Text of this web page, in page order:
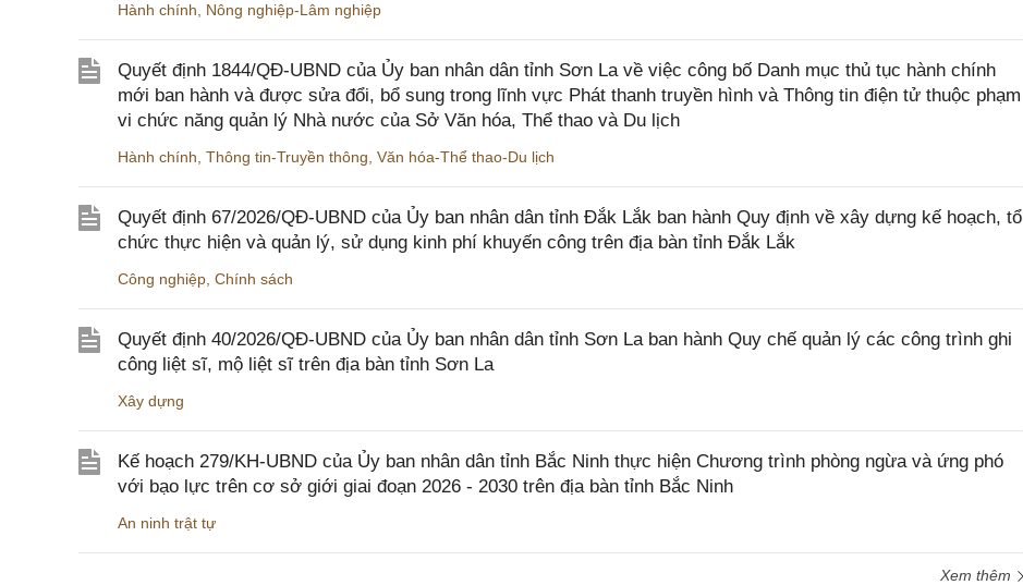
Hành chính Nông nghiệp-Lâm nghiệp
Quyết định 1844/QĐ-UBND của Ủy ban nhân dân tỉnh Sơn La về việc công bố Danh mục thủ tục hành chính
mới ban hành và được sửa đổi, bổ sung trong lĩnh vực Phát thanh truyền hình và Thông tin điện tử thuộc phạm
vi chức năng quản lý Nhà nước của Sở Văn hóa, Thể thao và Du lịch
Hành chính Thông tin-Truyền thông Văn hóa-Thể thao-Du lịch
Quyết định 67/2026/QĐ-UBND của Ủy ban nhân dân tỉnh Đắk Lắk ban hành Quy định về xây dựng kế hoạch, tổ
chức thực hiện và quản lý, sử dụng kinh phí khuyến công trên địa bàn tỉnh Đắk Lắk
Công nghiệp Chính sách
Quyết định 40/2026/QĐ-UBND của Ủy ban nhân dân tỉnh Sơn La ban hành Quy chế quản lý các công trình ghi
công liệt sĩ, mộ liệt sĩ trên địa bàn tỉnh Sơn La
Xây dựng
Kế hoạch 279/KH-UBND của Ủy ban nhân dân tỉnh Bắc Ninh thực hiện Chương trình phòng ngừa và ứng phó
với bạo lực trên cơ sở giới giai đoạn 2026 - 2030 trên địa bàn tỉnh Bắc Ninh
An ninh trật tự
Xem thêm